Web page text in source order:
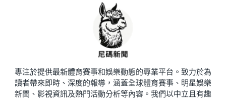
專注於提供最新體育賽事和娛樂動態的專業平台。致力於為
讀者帶來即時、深度的報導，涵蓋全球體育賽事、明星娛樂
新聞、影視資訊及熱門活動分析等內容。我們以中立且有趣